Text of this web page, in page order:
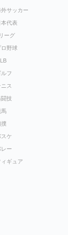
外サッカー
本代表
ーグ
ロ野球
ルフ
ニス
闘技
馬
撲
スケ
レー
ィギュア